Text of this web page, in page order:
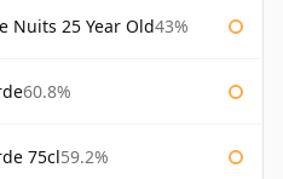
Nuits 25 Year Old43%
60.8%
75cl59.2%